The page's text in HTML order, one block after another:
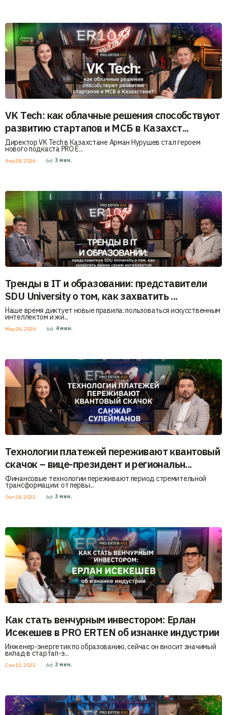
VK Tech: как облачные решения способствуют
развитию стартапов и МСБ в Казахст...
Директор VK Tech в Казахстане Арман Нурушев стал героем
нового подкаста PRO E...
Апр 28, 2026 3 мин.
Тренды в IT и образовании: представители
SDU University о том, как захватить ...
Наше время диктует новые правила: пользоваться искусственным
интеллектом и жи...
Мар 26, 2026 4мин.
Технологии платежей переживают квантовый
скачок – вице-президент и региональн...
Финансовые технологии переживают период стремительной
трансформации: от первы...
Окт 28, 2025 3 мин.
Как стать венчурным инвестором: Ерлан
Исекешев в PRO ERTEN об изнанке индустрии
Инженер-энергетик по образованию, сейчас он вносит значимый
вклад в стартап-э...
Сен 11, 2025 3 мин.